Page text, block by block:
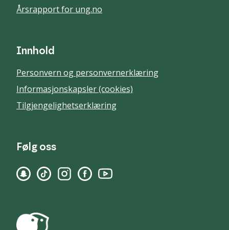
Årsrapport for ung.no
Innhold
Personvern og personvernerklæring
Informasjonskapsler (cookies)
Tilgjengelighetserklæring
Følg oss